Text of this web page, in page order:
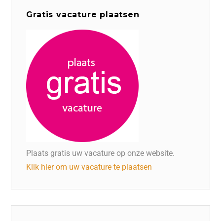
Gratis vacature plaatsen
Plaats gratis uw vacature op onze website.
Klik hier om uw vacature te plaatsen